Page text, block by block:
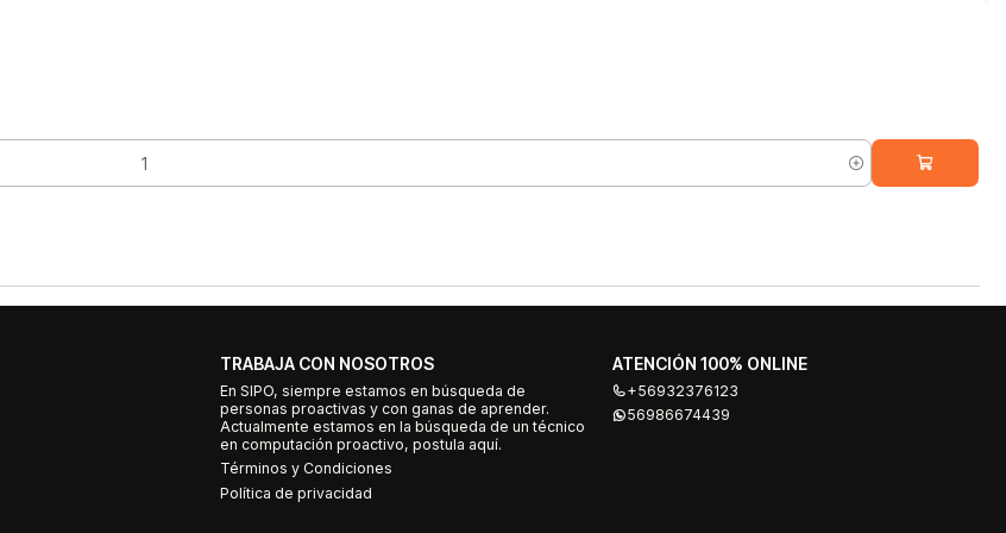
TRABAJA CON NOSOTROS
En SIPO, siempre estamos en búsqueda de
personas proactivas y con ganas de aprender.
Actualmente estamos en la búsqueda de un técnico
en computación proactivo, postula aquí.
Términos y Condiciones
Política de privacidad
ATENCIÓN 100% ONLINE
+56932376123
56986674439